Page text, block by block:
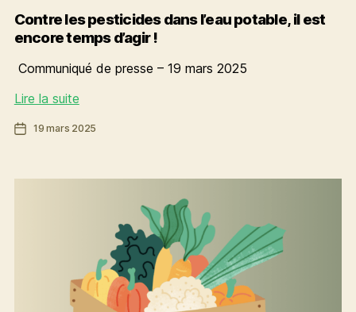
Contre les pesticides dans l’eau potable, il est
encore temps d’agir !
Communiqué de presse – 19 mars 2025
Lire la suiteContre
pesticides
Date19 mars 2025